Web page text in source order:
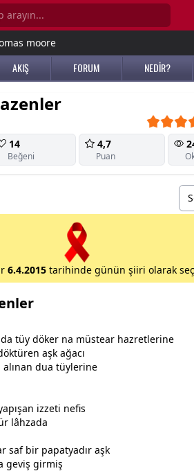
moore
AKIŞ FORUM NEDİR?
14
Beğeni
4,7
Puan
6.4.2015tarihinde günün şiiri olarak
tüy döker na müstear hazretlerine
aşk ağacı
alınan dua tüylerine
izzeti nefis
lâhzada
saf bir papatyadır aşk
geviş girmiş